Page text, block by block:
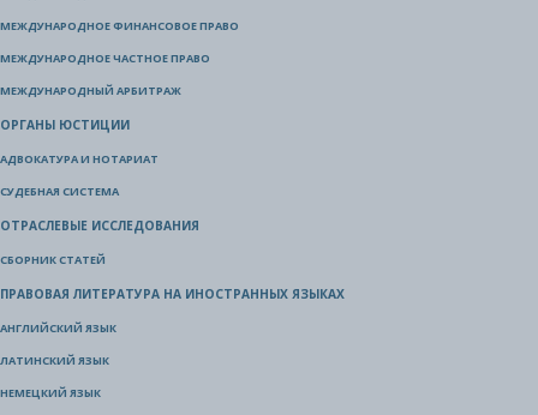
МЕЖДУНАРОДНОЕ ФИНАНСОВОЕ ПРАВО
МЕЖДУНАРОДНОЕ ЧАСТНОЕ ПРАВО
МЕЖДУНАРОДНЫЙ АРБИТРАЖ
ОРГАНЫ ЮСТИЦИИ
АДВОКАТУРА И НОТАРИАТ
СУДЕБНАЯ СИСТЕМА
ОТРАСЛЕВЫЕ ИССЛЕДОВАНИЯ
СБОРНИК СТАТЕЙ
ПРАВОВАЯ ЛИТЕРАТУРА НА ИНОСТРАННЫХ ЯЗЫКАХ
АНГЛИЙСКИЙ ЯЗЫК
ЛАТИНСКИЙ ЯЗЫК
НЕМЕЦКИЙ ЯЗЫК